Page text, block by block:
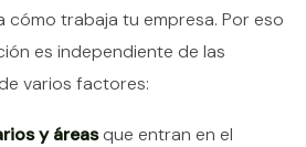
trabaja tu empresa. Por eso
es independiente de las
varios factores:
y áreasque entran en el